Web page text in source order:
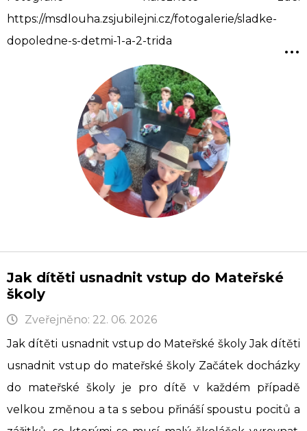
https://msdlouha.zsjubilejni.cz/fotogalerie/sladke-
dopoledne-s-detmi-1-a-2-trida
...
Jak dítěti usnadnit vstup do Mateřské
školy
Zveřejněno: 22. 06. 2026
Jak dítěti usnadnit vstup do Mateřské školy Jak dítěti
usnadnit vstup do mateřské školy Začátek docházky
do mateřské školy je pro dítě v každém případě
velkou změnou a ta s sebou přináší spoustu pocitů a